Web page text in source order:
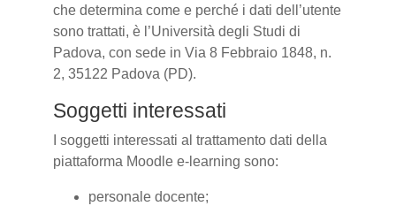
che determina come e perché i dati dell’utente
sono trattati, è l’Università degli Studi di
Padova, con sede in Via 8 Febbraio 1848, n.
2, 35122 Padova (PD).
Soggetti interessati
I soggetti interessati al trattamento dati della
piattaforma Moodle e-learning sono:
personale docente;